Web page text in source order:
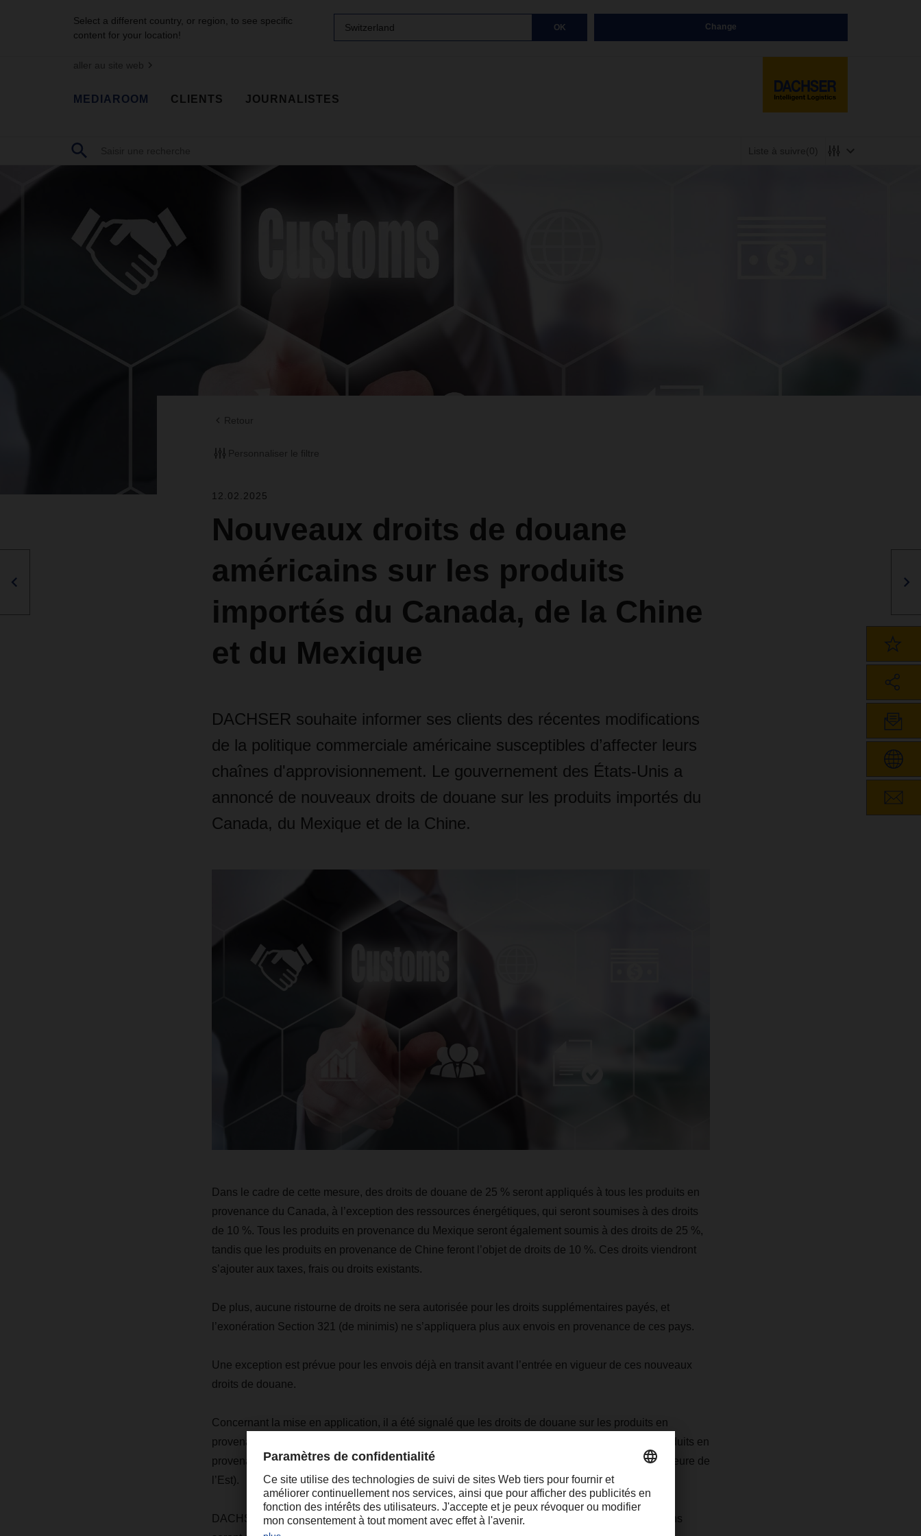
Select a different country, or region, to see specific
content for your location!
Switzerland OK Change
aller au site web
MEDIAROOM CLIENTS JOURNALISTES
Liste à suivre(0)
Retour
Personnaliser le filtre
12.02.2025
Nouveaux droits de douane
américains sur les produits
importés du Canada, de la Chine
et du Mexique
DACHSER souhaite informer ses clients des récentes modifications
de la politique commerciale américaine susceptibles d’affecter leurs
chaînes d'approvisionnement. Le gouvernement des États-Unis a
annoncé de nouveaux droits de douane sur les produits importés du
Canada, du Mexique et de la Chine.
Dans le cadre de cette mesure, des droits de douane de 25 % seront appliqués à tous les produits en
provenance du Canada, à l’exception des ressources énergétiques, qui seront soumises à des droits
de 10 %. Tous les produits en provenance du Mexique seront également soumis à des droits de 25 %,
tandis que les produits en provenance de Chine feront l’objet de droits de 10 %. Ces droits viendront
s’ajouter aux taxes, frais ou droits existants.
De plus, aucune ristourne de droits ne sera autorisée pour les droits supplémentaires payés, et
l’exonération Section 321 (de minimis) ne s’appliquera plus aux envois en provenance de ces pays.
Une exception est prévue pour les envois déjà en transit avant l’entrée en vigueur de ces nouveaux
droits de douane.
Concernant la mise en application, il a été signalé que les droits de douane sur les produits en
provenance du Mexique sont suspendus pour une durée d’un mois, tandis que ceux sur les produits en
provenance du Canada et de la Chine devraient entrer en vigueur le 4 février 2025 à 00 h 01 (Heure de
l’Est).
DACHSER suit la situation de près et fournira des mises à jour dès que davantage d’informations